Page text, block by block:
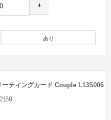
+
あり
ーティングカード Couple L13S006